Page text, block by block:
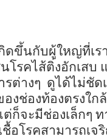
ดขึ้นกับผู้ใหญ่ที่เ
รคไส้ติ่งอักเสบ
ต่างๆ ดูได้ไม่ชัด
งช่องท้องตรงใก
ก็จะมีช่องเล็กๆ
อโรคสามารถเ